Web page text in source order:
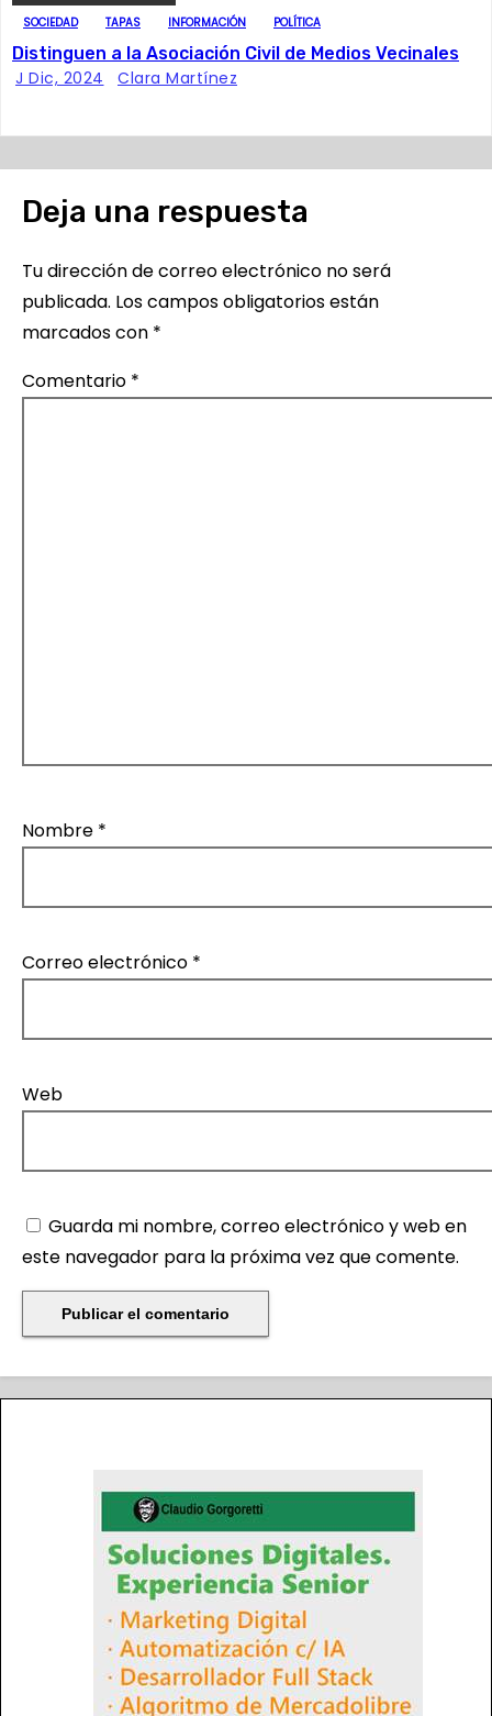
a
SOCIEDAD TAPAS INFORMACIÓN POLÍTICA
Distinguen a la Asociación Civil de Medios Vecinales
J Dic, 2024 Clara Martínez
Deja una respuesta
Tu dirección de correo electrónico no será
publicada. Los campos obligatorios están
marcados con *
Comentario *
Nombre *
Correo electrónico *
Web
Guarda mi nombre, correo electrónico y web en
este navegador para la próxima vez que comente.